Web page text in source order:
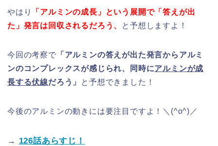
やはり
「アルミンの成長」という展開で「答えが出
た」発言は回収されるだろう、
と予想しますよ！
今回の考察で 「アルミンの答えが出た発言からアルミ
ンのコンプレックスが感じられ、同時にアルミンが成
長する伏線だろう」 と予想できました！
今後のアルミンの動きには要注目ですよ！＼(^o^)／
→ 126話あらすじ！